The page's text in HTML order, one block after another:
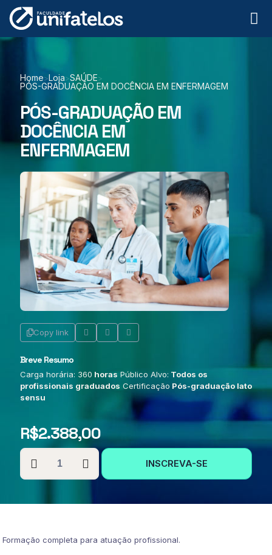
Home>Loja>SAÚDE>
PÓS-GRADUAÇÃO EM DOCÊNCIA EM ENFERMAGEM
PÓS-GRADUAÇÃO EM
DOCÊNCIA EM
ENFERMAGEM
Copy link
Breve Resumo
Carga horária: 360 horas Público Alvo: Todos os
profissionais graduados Certificação Pós-graduação lato
sensu
R$2.388,00
PÓS-
GRADUAÇÃO
EM
INSCREVA-SE
Formação completa para atuação profissional.